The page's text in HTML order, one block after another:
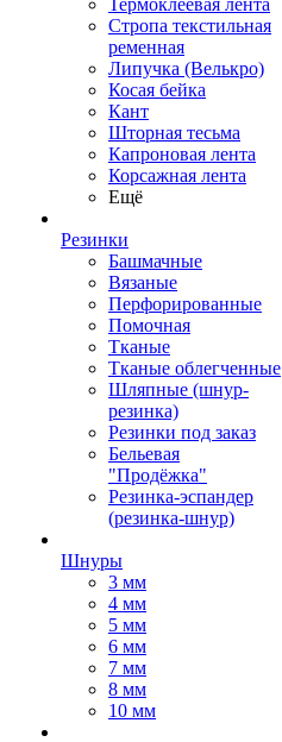
Термоклеевая лента
Стропа текстильная
ременная
Липучка (Велькро)
Косая бейка
Кант
Шторная тесьма
Капроновая лента
Корсажная лента
Ещё
Резинки
Башмачные
Вязаные
Перфорированные
Помочная
Тканые
Тканые облегченные
Шляпные (шнур-
резинка)
Резинки под заказ
Бельевая
"Продёжка"
Резинка-эспандер
(резинка-шнур)
Шнуры
3 мм
4 мм
5 мм
6 мм
7 мм
8 мм
10 мм